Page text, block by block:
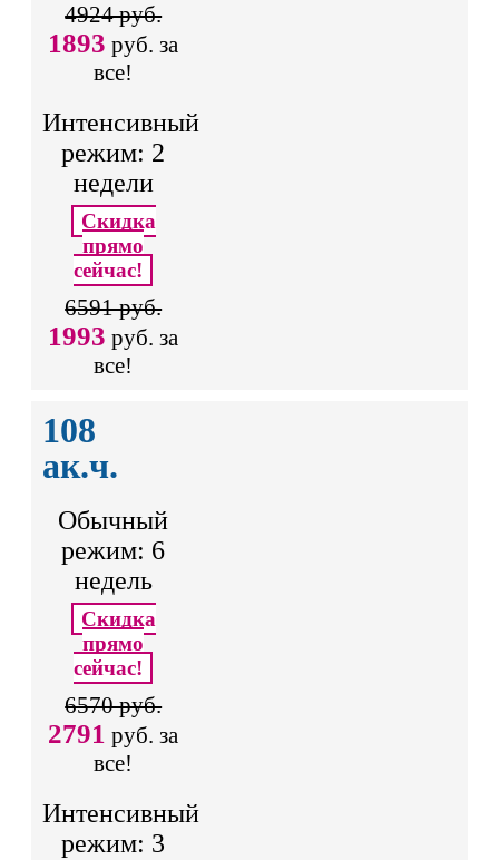
4924 руб.
1893 руб. за
все!
Интенсивный
режим: 2
недели
Скидка
прямо
сейчас!
6591 руб.
1993 руб. за
все!
108
ак.ч.
Обычный
режим: 6
недель
Скидка
прямо
сейчас!
6570 руб.
2791 руб. за
все!
Интенсивный
режим: 3